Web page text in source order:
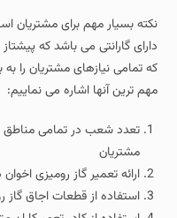
نکته بسیار مهم برای مشتریان
دارای گارانتی می باشد که
که تمامی نیازهای مشتریان را
مهم ترین آنها اشاره می نماییم:
تعدد شعب در تمامی مناطق
مشتریان
ارائه تعمیر گاز رومیزی
استفاده از قطعات اجاق